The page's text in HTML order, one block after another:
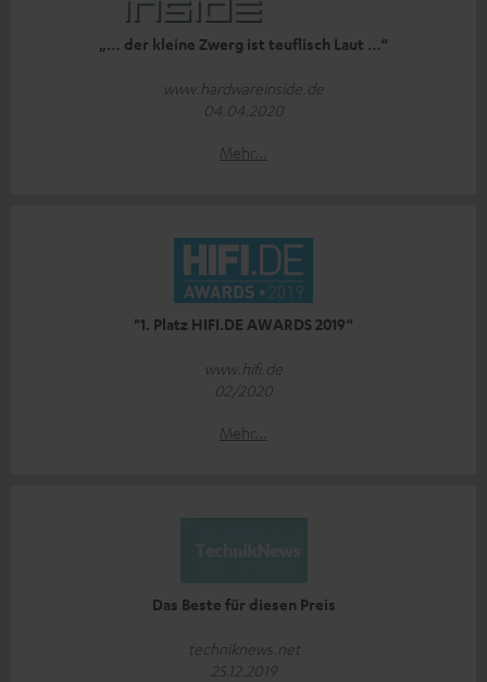
„… der kleine Zwerg ist teuflisch Laut …“
www.hardwareinside.de
04.04.2020
Mehr...
"1. Platz HIFI.DE AWARDS 2019“
www.hifi.de
02/2020
Mehr...
Das Beste für diesen Preis
techniknews.net
25.12.2019